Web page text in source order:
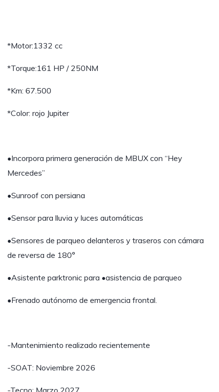
*Motor:1332 cc
*Torque:161 HP / 250NM
*Km: 67.500
*Color: rojo Jupiter
•Incorpora primera generación de MBUX con “Hey
Mercedes”
•Sunroof con persiana
•Sensor para lluvia y luces automáticas
•Sensores de parqueo delanteros y traseros con cámara
de reversa de 180°
•Asistente parktronic para •asistencia de parqueo
•Frenado autónomo de emergencia frontal.
-Mantenimiento realizado recientemente
-SOAT: Noviembre 2026
-Tecno: Marzo 2027